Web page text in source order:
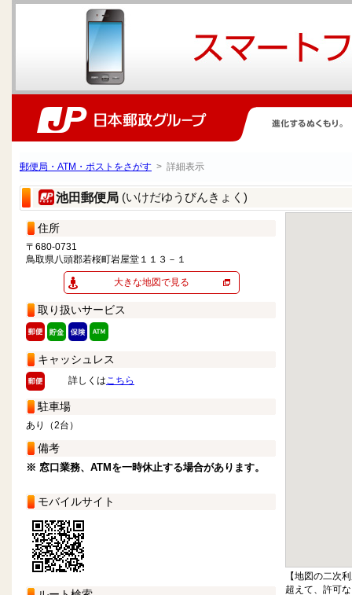
郵便局・ATM・ポストをさがす > 詳細表示
池田郵便局 (いけだゆうびんきょく)
住所
〒680-0731
鳥取県八頭郡若桜町岩屋堂１１３－１
大きな地図で見る
取り扱いサービス
キャッシュレス
詳しくはこちら
駐車場
あり（2台）
備考
※ 窓口業務、ATMを一時休止する場合があります。
モバイルサイト
【地図の二次
超えて、許可